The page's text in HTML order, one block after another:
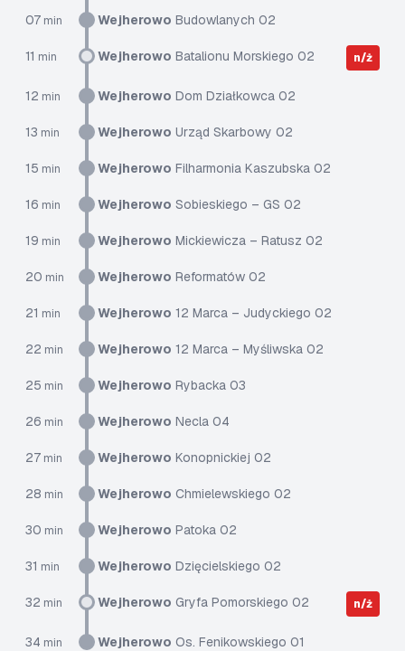
07 min Wejherowo Budowlanych 02
11 min Wejherowo Batalionu Morskiego 02 n/ż
12 min Wejherowo Dom Działkowca 02
13 min Wejherowo Urząd Skarbowy 02
15 min Wejherowo Filharmonia Kaszubska 02
16 min Wejherowo Sobieskiego – GS 02
19 min Wejherowo Mickiewicza – Ratusz 02
20 min Wejherowo Reformatów 02
21 min Wejherowo 12 Marca – Judyckiego 02
22 min Wejherowo 12 Marca – Myśliwska 02
25 min Wejherowo Rybacka 03
26 min Wejherowo Necla 04
27 min Wejherowo Konopnickiej 02
28 min Wejherowo Chmielewskiego 02
30 min Wejherowo Patoka 02
31 min Wejherowo Dzięcielskiego 02
32 min Wejherowo Gryfa Pomorskiego 02 n/ż
34 min Wejherowo Os. Fenikowskiego 01